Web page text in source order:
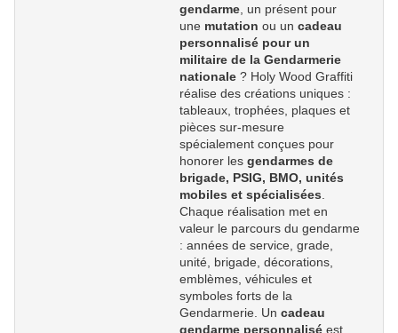
gendarme , un présent pour
une mutation ou un cadeau
personnalisé pour un
militaire de la Gendarmerie
nationale ? Holy Wood Graffiti
réalise des créations uniques :
tableaux, trophées, plaques et
pièces sur-mesure
spécialement conçues pour
honorer les gendarmes de
brigade, PSIG, BMO, unités
mobiles et spécialisées
Chaque réalisation met en
valeur le parcours du gendarme
: années de service, grade,
unité, brigade, décorations,
emblèmes, véhicules et
symboles forts de la
Gendarmerie. Un cadeau
gendarme personnalisé est